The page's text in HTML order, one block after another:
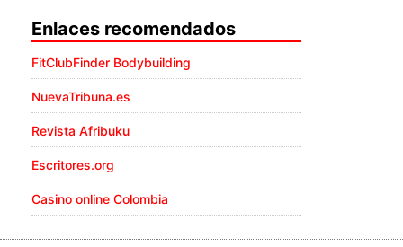
Enlaces recomendados
FitClubFinder Bodybuilding
NuevaTribuna.es
Revista Afribuku
Escritores.org
Casino online Colombia